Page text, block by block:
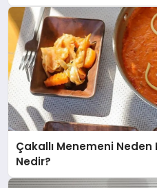
Çakallı Menemeni Neden
Nedir?